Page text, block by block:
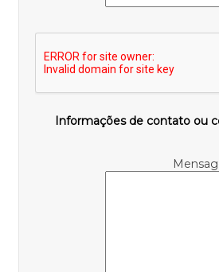
Informações de contato ou